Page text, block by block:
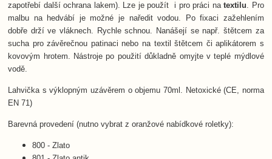
zapotřebí další ochrana lakem). Lze je použít i pro práci natextilu. Pro
malbu na hedvábí je možné je naředit vodou. Po fixaci zažehlením
dobře drží ve vláknech. Rychle schnou. Nanášejí se např. štětcem za
sucha pro závěrečnou patinaci nebo na textil štětcem či aplikátorem s
kovovým hrotem. Nástroje po použití důkladně omyjte v teplé mýdlové
vodě.
Lahvička s výklopným uzávěrem o objemu 70ml. Netoxické (CE, norma
EN 71)
Barevná provedení (nutno vybrat z oranžové nabídkové roletky):
800 - Zlato